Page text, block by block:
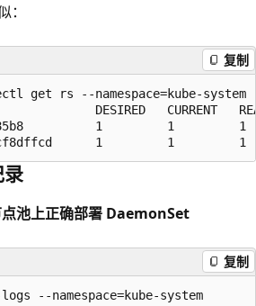
复制
get rs --namespace=kube-system
DESIRED   CURRENT
1         1         1
池上正确部署 DaemonSet
复制